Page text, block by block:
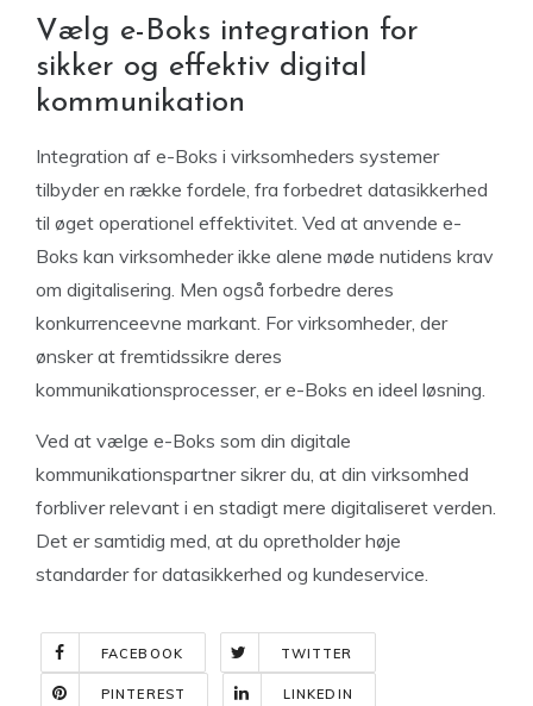
Vælg e-Boks integration for
sikker og effektiv digital
kommunikation
Integration af e-Boks i virksomheders systemer
tilbyder en række fordele, fra forbedret datasikkerhed
til øget operationel effektivitet. Ved at anvende e-
Boks kan virksomheder ikke alene møde nutidens krav
om digitalisering. Men også forbedre deres
konkurrenceevne markant. For virksomheder, der
ønsker at fremtidssikre deres
kommunikationsprocesser, er e-Boks en ideel løsning.
Ved at vælge e-Boks som din digitale
kommunikationspartner sikrer du, at din virksomhed
forbliver relevant i en stadigt mere digitaliseret verden.
Det er samtidig med, at du opretholder høje
standarder for datasikkerhed og kundeservice.
FACEBOOK TWITTER
PINTEREST LINKEDIN